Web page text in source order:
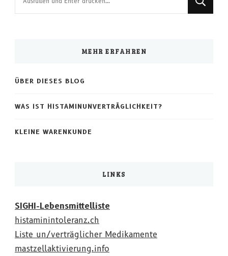
MEHR ERFAHREN
ÜBER DIESES BLOG
WAS IST HISTAMINUNVERTRÄGLICHKEIT?
KLEINE WARENKUNDE
LINKS
SIGHI-Lebensmittelliste
histaminintoleranz.ch
Liste un/verträglicher Medikamente
mastzellaktivierung.info